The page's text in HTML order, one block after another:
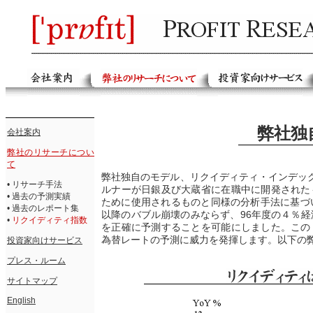
会社案内
弊社のリサーチについ
て
• リサーチ手法
• 過去の予測実績
• 過去のレポート集
• リクイディティ指数
投資家向けサービス
プレス・ルーム
サイトマップ
English
弊社独
弊社独自のモデル、リクイディティ・インデ
ルナーが日銀及び大蔵省に在職中に開発され
ために使用されるものと同様の分析手法に基
以降のバブル崩壊のみならず、96年度の４％
を正確に予測することを可能にしました。こ
為替レートの予測に威力を発揮します。以下の